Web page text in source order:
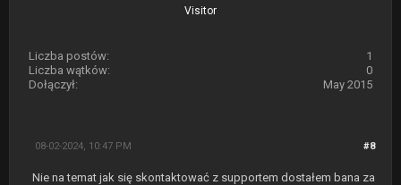
Visitor
Liczba postów:
1
Liczba wątków:
0
Dołączył:
May 2015
#8
08-02-2024, 10:47 PM
Nie na temat jak się skontaktować z supportem dostałem bana za